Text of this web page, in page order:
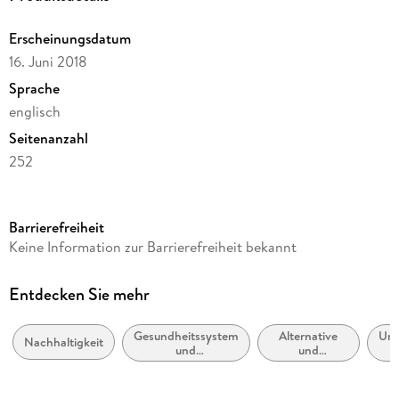
Erscheinungsdatum
16. Juni 2018
Sprache
englisch
Seitenanzahl
252
Herausgegeben von
Verlag/Hersteller
Produktart
gebunden
Barrierefreiheit
Keine Information zur Barrierefreiheit bekannt
Entdecken Sie mehr
Nachhaltigkeit
Gesundheitssystem
und
Gesundheitswesen
Alternative
und
erneuerbare